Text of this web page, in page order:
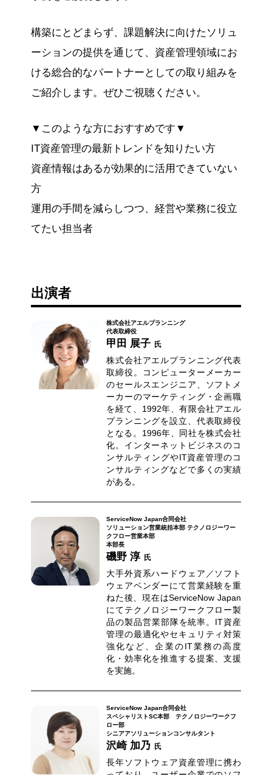
構築にとどまらず、課題解決に向けたソリュ
ーションの提供を通じて、資産管理領域にお
ける総合的なパートナーとしての取り組みを
ご紹介します。ぜひご視聴ください。
▼このような方におすすめです▼
IT資産管理の最新トレンドを知りたい方
資産情報はあるが効果的に活用できていない
方
運用の手間を減らしつつ、経営や業務に役立
てたい担当者
出演者
株式会社アエルプランニング
代表取締役
甲田 展子 氏
株式会社アエルプランニング代表
取締役。コンピューターメーカー
のセールスエンジニア、ソフトメ
ーカーのマーケティング・企画職
を経て、1992年、有限会社アエル
プランニングを設立、代表取締役
となる。1996年、同社を株式会社
化。インターネットビジネスのコ
ンサルティングやIT資産管理のコ
ンサルティングなどで多くの実績
がある。
ServiceNow Japan合同会社
ソリューション営業統括本部 テクノロジーワー
クフロー営業本部
本部長
磯野 淳 氏
大手外資系ハードウェア／ソフト
ウェアベンダーにて営業経験を重
ねた後、現在はServiceNow Japan
にてテクノロジーワークフロー製
品の製品営業部隊を統率。IT資産
管理の最適化やセキュリティ対策
強化など、企業のIT業務の高度
化・効率化を推進する提案、支援
を実施。
ServiceNow Japan合同会社
スペシャリストSC本部 テクノロジーワークフ
ロー部
シニアアソリューションコンサルタント
沢崎 加乃 氏
長年ソフトウェア資産管理に携わ